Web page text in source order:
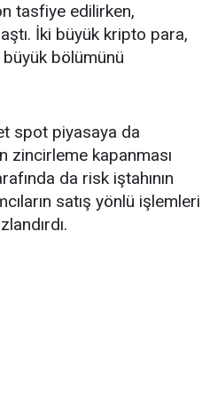
tasfiye edilirken,
İki büyük kripto para,
bölümünü
spot piyasaya da
zincirleme kapanması
da risk iştahının
satış yönlü işlemleri